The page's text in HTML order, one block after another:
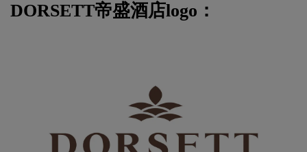
DORSETT帝盛酒店logo：